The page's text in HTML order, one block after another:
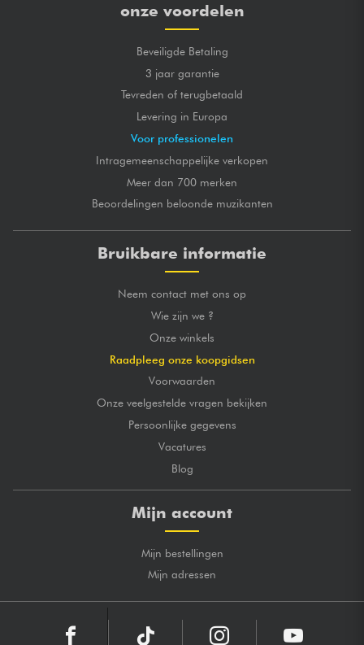
onze voordelen
Beveiligde Betaling
3 jaar garantie
Tevreden of terugbetaald
Levering in Europa
Voor professionelen
Intragemeenschappelijke verkopen
Meer dan 700 merken
Beoordelingen beloonde muzikanten
Bruikbare informatie
Neem contact met ons op
Wie zijn we ?
Onze winkels
Raadpleeg onze koopgidsen
Voorwaarden
Onze veelgestelde vragen bekijken
Persoonlijke gegevens
Vacatures
Blog
Mijn account
Mijn bestellingen
Mijn adressen